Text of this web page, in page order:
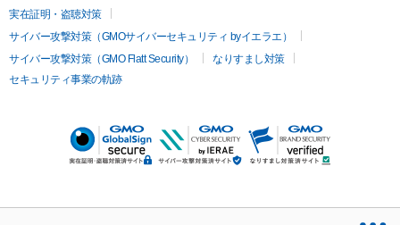
実在証明・盗聴対策
サイバー攻撃対策（GMOサイバーセキュリティ byイエラエ）
サイバー攻撃対策（GMO Flatt Security）
なりすまし対策
セキュリティ事業の軌跡